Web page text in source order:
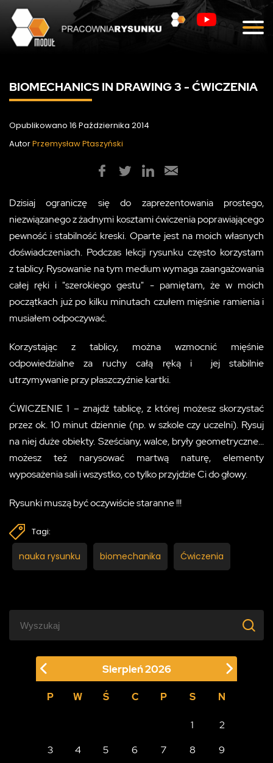
Kontakt
BIOMECHANICS IN DRAWING 3 - ĆWICZENIA
Opublikowano 16 Października 2014
AutorPrzemysław Ptaszyński
Dzisiaj ograniczę się do zaprezentowania prostego,
niezwiązanego z żadnymi kosztami ćwiczenia poprawiającego
pewność i stabilność kreski. Oparte jest na moich własnych
doświadczeniach. Podczas lekcji rysunku często korzystam
z tablicy. Rysowanie na tym medium wymaga zaangażowania
całej ręki i "szerokiego gestu" - pamiętam, że w moich
początkach już po kilku minutach czułem mięśnie ramienia i
musiałem odpoczywać.
Korzystając z tablicy, można wzmocnić mięśnie
odpowiedzialne za ruchy całą ręką i jej stabilnie
utrzymywanie przy płaszczyźnie kartki.
ĆWICZENIE 1 – znajdź tablicę, z której możesz skorzystać
przez ok. 10 minut dziennie (np. w szkole czy uczelni). Rysuj
na niej duże obiekty. Sześciany, walce, bryły geometryczne...
możesz też narysować martwą naturę, elementy
wyposażenia sali i wszystko, co tylko przyjdzie Ci do głowy.
Rysunki muszą być oczywiście staranne !!!
Tagi:
nauka rysunku biomechanika Ćwiczenia
Sierpień2026
P W Ś C P S N
1
2
3
4 5 6 7 8
9